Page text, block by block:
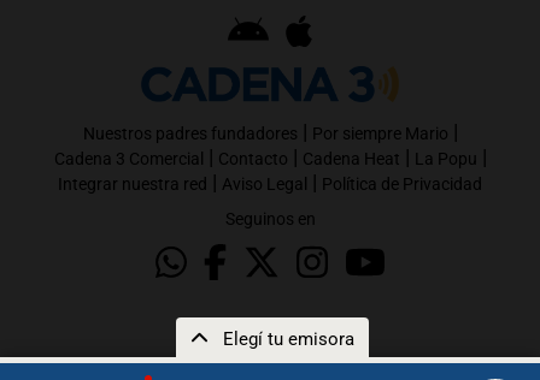
Elegí tu emisora
Nuestros padres fundadores | Por siempre Mario |
Cadena 3 Comercial | Contacto | Cadena Heat | La Popu |
Integrar nuestra red | Aviso Legal | Política de Privacidad
Seguinos en